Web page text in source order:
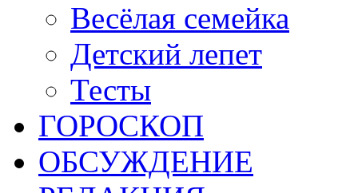
Весёлая семейка
Детский лепет
Тесты
ГОРОСКОП
ОБСУЖДЕНИЕ